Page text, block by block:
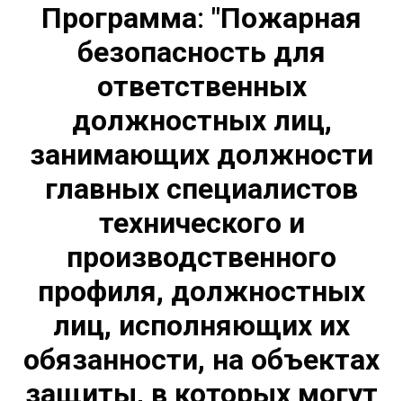
Программа: "Пожарная
безопасность для
ответственных
должностных лиц,
занимающих должности
главных специалистов
технического и
производственного
профиля, должностных
лиц, исполняющих их
обязанности, на объектах
защиты, в которых могут